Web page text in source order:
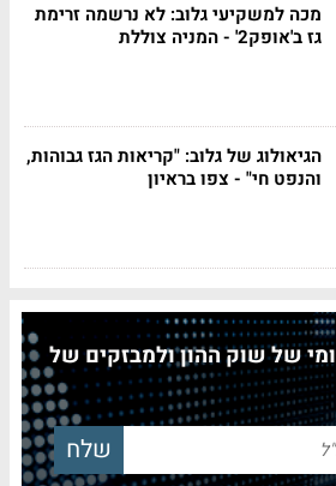
מכה למשקיעי גלוב: לא נרשמה זרימת
גז ב'אופק2' - המניה צוללת
הגיאולוג של גלוב: "קריאות הגז גבוהות,
והנפט חי" - צפו בראיון
של שוק ההון ולמבזקים של